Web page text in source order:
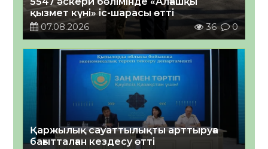
қызмет күні» іс-шарасы өтті
07.08.2026
36 0
Қаржылық сауаттылықты арттыруға
бағытталған кездесу өтті